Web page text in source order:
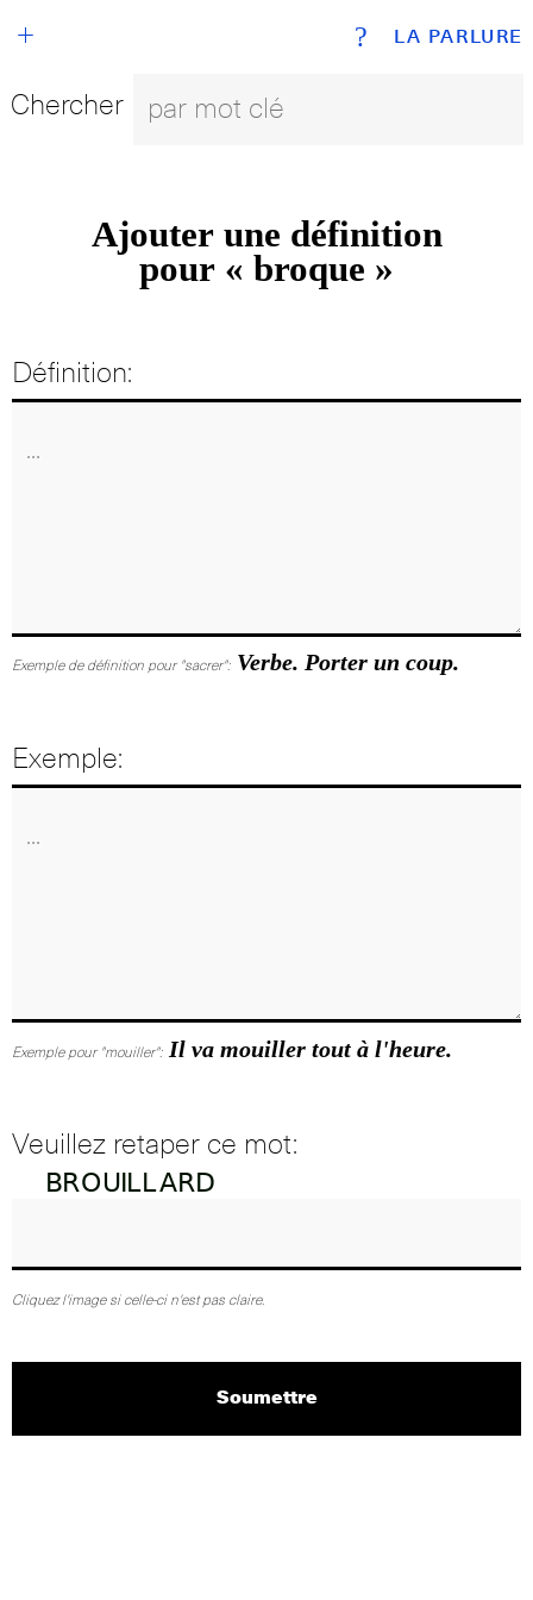
LA PARLURE
+ ?
Chercher
Ajouter une définition
pour « broque »
Définition:
Exemple de définition pour "sacrer": Verbe. Porter un coup.
Exemple:
Exemple pour "mouiller": Il va mouiller tout à l'heure.
Veuillez retaper ce mot:
Cliquez l'image si celle-ci n'est pas claire.
Soumettre